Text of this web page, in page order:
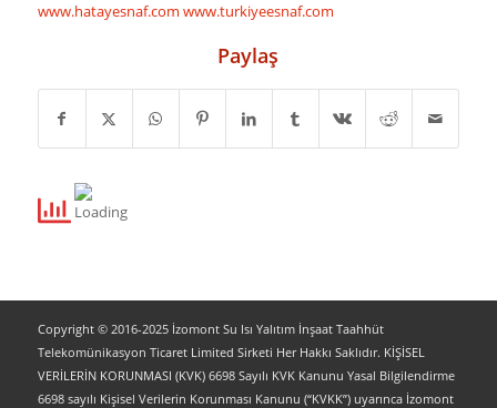
www.hatayesnaf.com www.turkiyeesnaf.com
Paylaş
Copyright © 2016-2025 İzomont Su Isı Yalıtım İnşaat Taahhüt
Telekomünikasyon Ticaret Limited Sirketi Her Hakkı Saklıdır. KİŞİSEL
VERİLERİN KORUNMASI (KVK) 6698 Sayılı KVK Kanunu Yasal Bilgilendirme
6698 sayılı Kişisel Verilerin Korunması Kanunu (“KVKK”) uyarınca İzomont